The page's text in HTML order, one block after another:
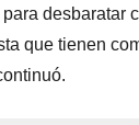
desbaratar
que tienen